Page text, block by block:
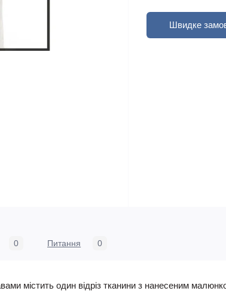
Швидке
0 Питання 0
містить один відріз тканини з нанесеним